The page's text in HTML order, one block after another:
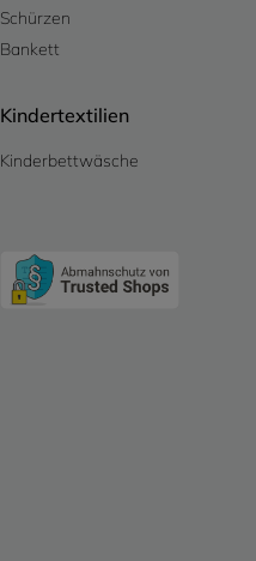
Schürzen
Bankett
Kindertextilien
Kinderbettwäsche